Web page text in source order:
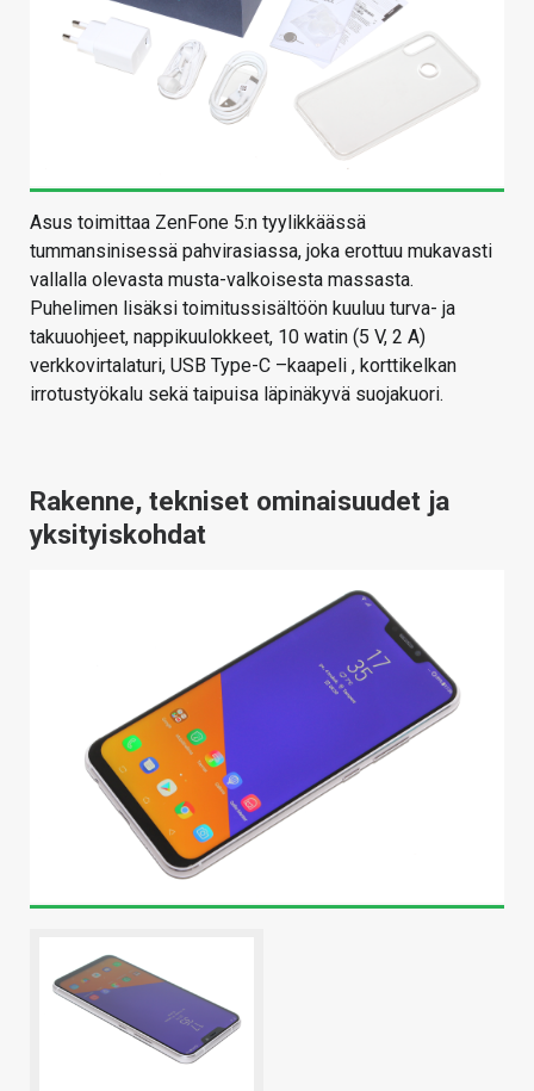
Asus toimittaa ZenFone 5:n tyylikkäässä
tummansinisessä pahvirasiassa, joka erottuu mukavasti
vallalla olevasta musta-valkoisesta massasta.
Puhelimen lisäksi toimitussisältöön kuuluu turva- ja
takuuohjeet, nappikuulokkeet, 10 watin (5 V, 2 A)
verkkovirtalaturi, USB Type-C –kaapeli , korttikelkan
irrotustyökalu sekä taipuisa läpinäkyvä suojakuori.
Rakenne, tekniset ominaisuudet ja
yksityiskohdat